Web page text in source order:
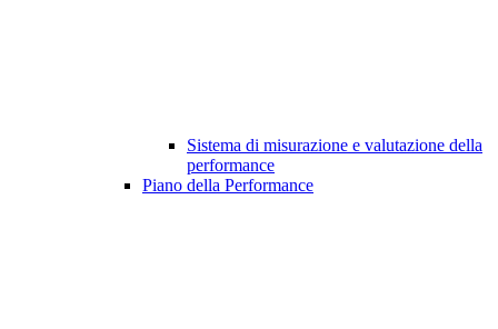
Sistema di misurazione e valutazione della
performance
Piano della Performance